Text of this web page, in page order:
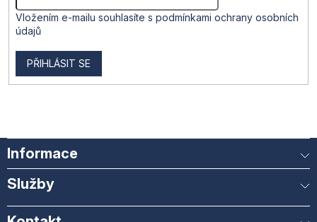
u
Vložením e-mailu souhlasíte s podmínkami ochrany osobních
údajů
PŘIHLÁSIT SE
Informace
Služby